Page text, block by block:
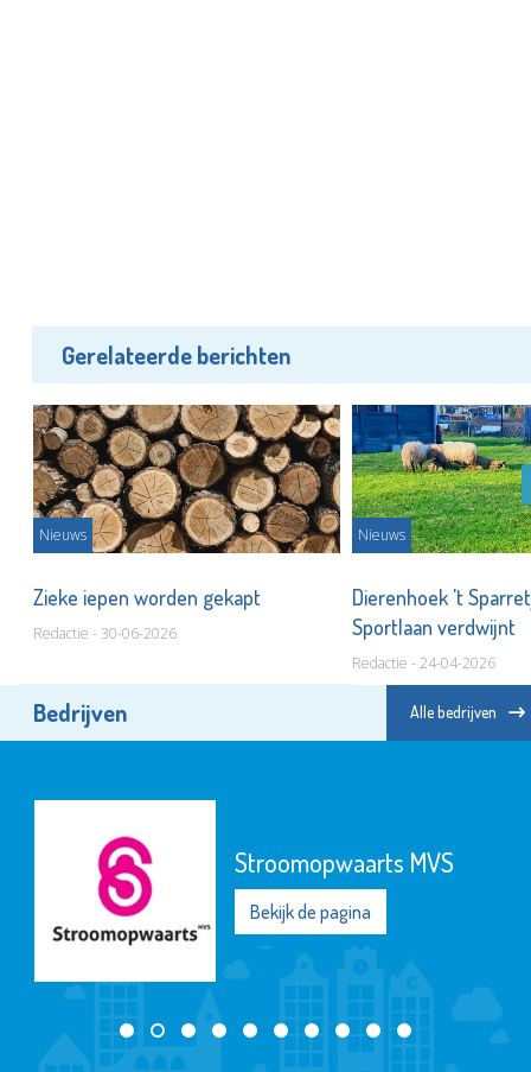
Gerelateerde berichten
Nieuws
Zieke iepen worden gekapt
Redactie - 30-06-2026
Nieuws
Dierenhoek 't
Sportlaan verdwijnt
Redactie - 24-04-2026
Bedrijven Alle bedrijven
Stroomopwaarts MVS
Bekijk de pagina